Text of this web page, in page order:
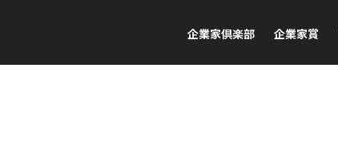
企業家倶楽部 企業家賞